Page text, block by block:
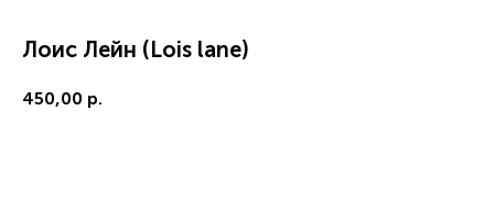
Лоис Лейн (Lois lane)
450,00 р.